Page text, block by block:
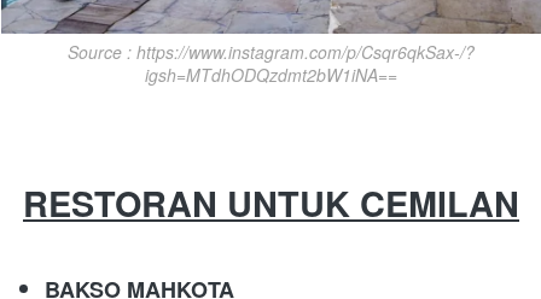
Source : https://www.instagram.com/p/Csqr6qkSax-/?
igsh=MTdhODQzdmt2bW1iNA==
RESTORAN UNTUK CEMILAN
BAKSO MAHKOTA